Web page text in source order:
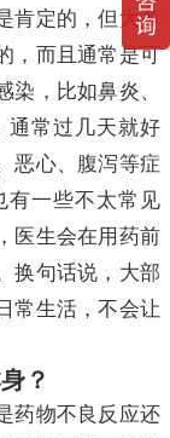
肯定的，但大多
，而且通常是可
，比如鼻炎、
通常过几天就好
恶心、腹泻等症
有一些不太常见
医生会在用药前
换句话说，大部
常生活，不会让
？
药物不良反应还